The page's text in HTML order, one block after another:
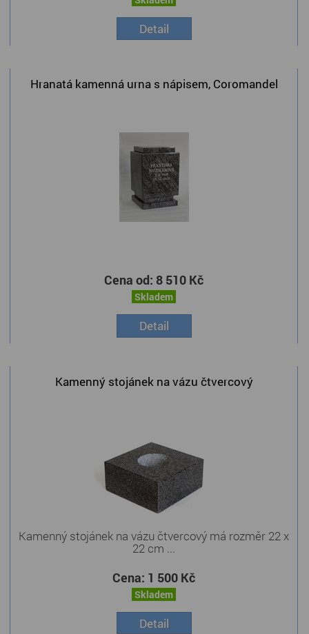
Detail
Hranatá kamenná urna s nápisem, Coromandel
Cena od: 8 510 Kč
Skladem
Detail
Kamenný stojánek na vázu čtvercový
Kamenný stojánek na vázu čtvercový má rozměr 22 x
22 cm ...
Cena: 1 500 Kč
Skladem
Detail